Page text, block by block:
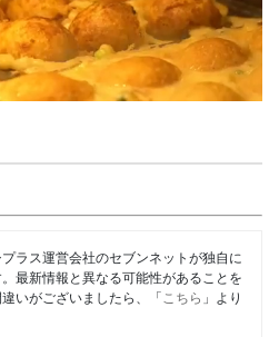
ラス運営会社のセブンネットが独自に
最新情報と異なる可能性があることを
いがございましたら、「 こちら 」より